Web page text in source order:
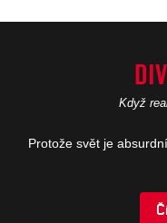
které jinde neuslyšíte.
podcast, který se ptá
Když
Protože svět je